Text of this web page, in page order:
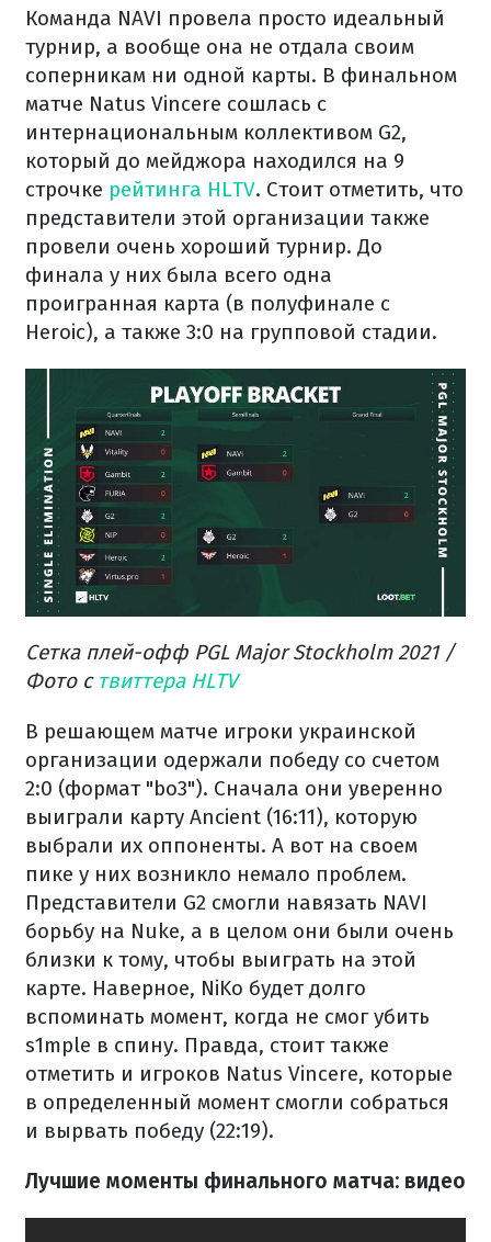
Команда NAVI провела просто идеальный
турнир, а вообще она не отдала своим
соперникам ни одной карты. В финальном
матче Natus Vincere сошлась с
интернациональным коллективом G2,
который до мейджора находился на 9
строчке рейтинга HLTV. Стоит отметить, что
представители этой организации также
провели очень хороший турнир. До
финала у них была всего одна
проигранная карта (в полуфинале с
Heroic), а также 3:0 на групповой стадии.
Сетка плей-офф PGL Major Stockholm 2021 /
Фото с твиттера HLTV
В решающем матче игроки украинской
организации одержали победу со счетом
2:0 (формат "bo3"). Сначала они уверенно
выиграли карту Ancient (16:11), которую
выбрали их оппоненты. А вот на своем
пике у них возникло немало проблем.
Представители G2 смогли навязать NAVI
борьбу на Nuke, а в целом они были очень
близки к тому, чтобы выиграть на этой
карте. Наверное, NiKo будет долго
вспоминать момент, когда не смог убить
s1mple в спину. Правда, стоит также
отметить и игроков Natus Vincere, которые
в определенный момент смогли собраться
и вырвать победу (22:19).
Лучшие моменты финального матча: видео